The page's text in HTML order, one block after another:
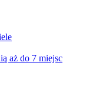
aż do 7 miejsc